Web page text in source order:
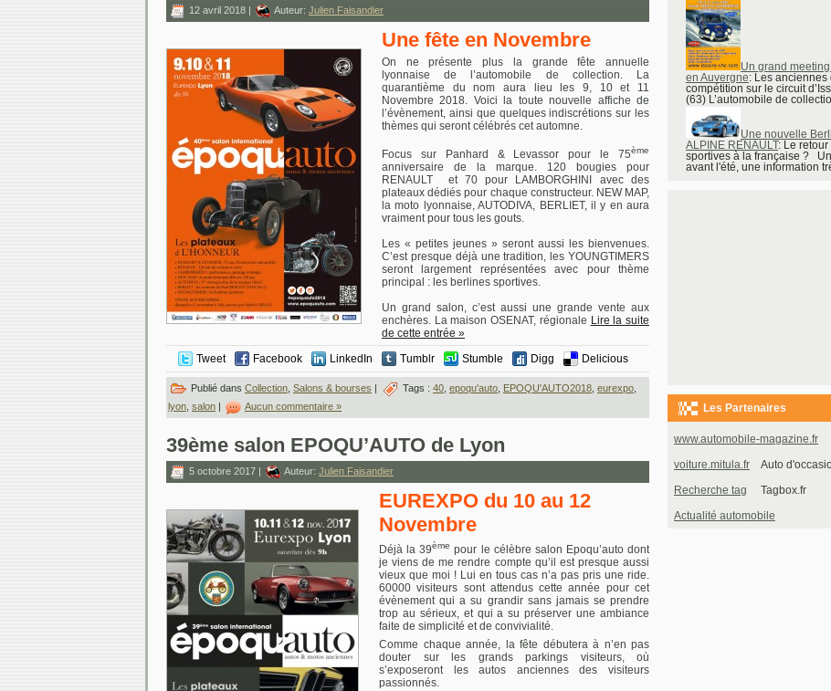
12 avril 2018 | Auteur: Julien Faisandier
Une fête en Novembre
On ne présente plus la grande fête annuelle
lyonnaise de l’automobile de collection. La
quarantième du nom aura lieu les 9, 10 et 11
Novembre 2018. Voici la toute nouvelle affiche de
l’évènement, ainsi que quelques indiscrétions sur les
thèmes qui seront célébrés cet automne.
Focus sur Panhard & Levassor pour le 75ème
anniversaire de la marque. 120 bougies pour
RENAULT et 70 pour LAMBORGHINI avec des
plateaux dédiés pour chaque constructeur. NEW MAP,
la moto lyonnaise, AUTODIVA, BERLIET, il y en aura
vraiment pour tous les gouts.
Les « petites jeunes » seront aussi les bienvenues.
C’est presque déjà une tradition, les YOUNGTIMERS
seront largement représentées avec pour thème
principal : les berlines sportives.
Un grand salon, c’est aussi une grande vente aux
enchères. La maison OSENAT, régionale Lire la suite
de cette entrée »
Tweet
Facebook LinkedIn Tumblr Stumble Digg Delicious
Publié dans Collection Salons & bourses | Tags : 40 epoqu'auto EPOQU'AUTO2018 eurexpo
lyon salon | Aucun commentaire »
39ème salon EPOQU’AUTO de Lyon
5 octobre 2017 | Auteur: Julien Faisandier
EUREXPO du 10 au 12
Novembre
Déjà la 39ème pour le célèbre salon Epoqu’auto dont
je viens de me rendre compte qu’il est presque aussi
vieux que moi ! Lui en tous cas n’a pas pris une ride.
60000 visiteurs sont attendus cette année pour cet
évènement qui a su grandir sans jamais se prendre
trop au sérieux, et qui a su préserver une ambiance
faite de simplicité et de convivialité.
Comme chaque année, la fête débutera à n’en pas
douter sur les grands parkings visiteurs, où
s’exposeront les autos anciennes des visiteurs
passionnés.
Un grand
en Auvergne: Les anciennes
compétition sur le circuit
(63) L’automobile de
Une nouvelle
ALPINE RENAULT: Le retour
sportives à la française ?
avant l'été, une information
Les Partenaires
www.automobile-magazine.fr
voiture.mitula.fr Auto
Recherche tag Tagbox.fr
Actualité automobile